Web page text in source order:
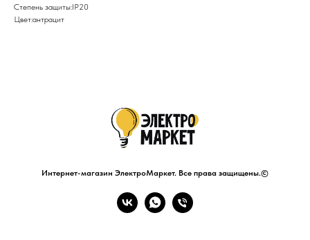
Степень защиты:IP20
Цвет:антрацит
Интернет-магазин ЭлектроМаркет. Все права защищены.©